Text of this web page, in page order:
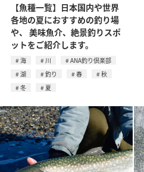
【魚種一覧】日本国内や世界
各地の夏におすすめの釣り場
や、 美味魚介、絶景釣りスポ
ットをご紹介します。
海 川
ANA釣り倶楽部
湖
釣り 春
秋
冬
夏